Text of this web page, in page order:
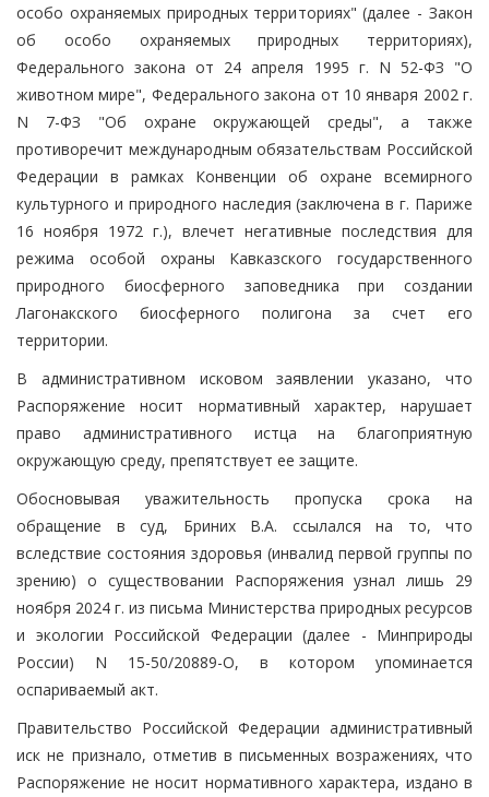
особо охраняемых природных территориях" (далее - Закон
об особо охраняемых природных территориях),
Федерального закона от 24 апреля 1995 г. N 52-ФЗ "О
животном мире", Федерального закона от 10 января 2002 г.
N 7-ФЗ "Об охране окружающей среды", а также
противоречит международным обязательствам Российской
Федерации в рамках Конвенции об охране всемирного
культурного и природного наследия (заключена в г. Париже
16 ноября 1972 г.), влечет негативные последствия для
режима особой охраны Кавказского государственного
природного биосферного заповедника при создании
Лагонакского биосферного полигона за счет его
территории.
В административном исковом заявлении указано, что
Распоряжение носит нормативный характер, нарушает
право административного истца на благоприятную
окружающую среду, препятствует ее защите.
Обосновывая уважительность пропуска срока на
обращение в суд, Бриних В.А. ссылался на то, что
вследствие состояния здоровья (инвалид первой группы по
зрению) о существовании Распоряжения узнал лишь 29
ноября 2024 г. из письма Министерства природных ресурсов
и экологии Российской Федерации (далее - Минприроды
России) N 15-50/20889-О, в котором упоминается
оспариваемый акт.
Правительство Российской Федерации административный
иск не признало, отметив в письменных возражениях, что
Распоряжение не носит нормативного характера, издано в